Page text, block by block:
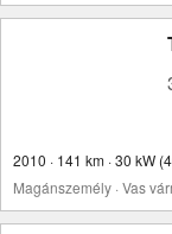
2010 · 141 km · 30 kW
Magánszemély · Vas